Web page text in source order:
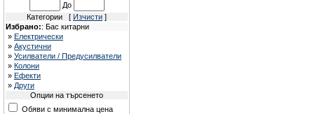
До
Категории [ Изчисти ]
Избрано:: Бас китарни
» Електрически
» Акустични
» Усилватели / Предусилватели
» Колони
» Ефекти
» Други
Опции на търсенето
Обяви с минимална цена